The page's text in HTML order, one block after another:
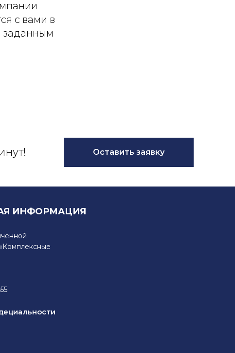
с вами в
заданным
Оставить заявку
ИНФОРМАЦИЯ